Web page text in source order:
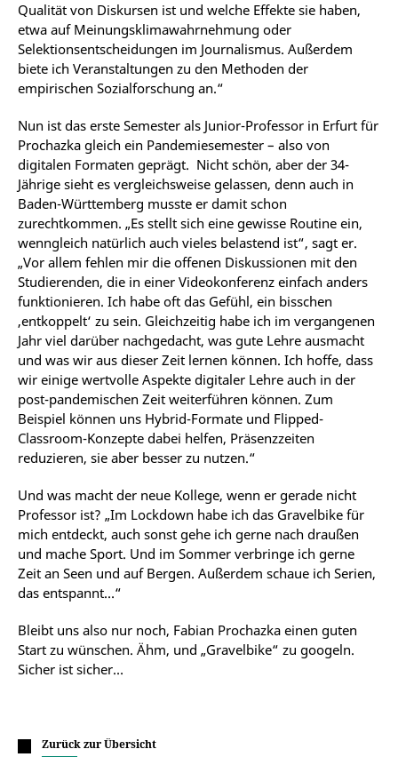
Qualität von Diskursen ist und welche Effekte sie haben,
etwa auf Meinungsklimawahrnehmung oder
Selektionsentscheidungen im Journalismus. Außerdem
biete ich Veranstaltungen zu den Methoden der
empirischen Sozialforschung an.“
Nun ist das erste Semester als Junior-Professor in Erfurt für
Prochazka gleich ein Pandemiesemester – also von
digitalen Formaten geprägt. Nicht schön, aber der 34-
Jährige sieht es vergleichsweise gelassen, denn auch in
Baden-Württemberg musste er damit schon
zurechtkommen. „Es stellt sich eine gewisse Routine ein,
wenngleich natürlich auch vieles belastend ist“, sagt er.
„Vor allem fehlen mir die offenen Diskussionen mit den
Studierenden, die in einer Videokonferenz einfach anders
funktionieren. Ich habe oft das Gefühl, ein bisschen
‚entkoppelt‘ zu sein. Gleichzeitig habe ich im vergangenen
Jahr viel darüber nachgedacht, was gute Lehre ausmacht
und was wir aus dieser Zeit lernen können. Ich hoffe, dass
wir einige wertvolle Aspekte digitaler Lehre auch in der
post-pandemischen Zeit weiterführen können. Zum
Beispiel können uns Hybrid-Formate und Flipped-
Classroom-Konzepte dabei helfen, Präsenzzeiten
reduzieren, sie aber besser zu nutzen.“
Und was macht der neue Kollege, wenn er gerade nicht
Professor ist? „Im Lockdown habe ich das Gravelbike für
mich entdeckt, auch sonst gehe ich gerne nach draußen
und mache Sport. Und im Sommer verbringe ich gerne
Zeit an Seen und auf Bergen. Außerdem schaue ich Serien,
das entspannt…“
Bleibt uns also nur noch, Fabian Prochazka einen guten
Start zu wünschen. Ähm, und „Gravelbike“ zu googeln.
Sicher ist sicher…
Zurück zur Übersicht